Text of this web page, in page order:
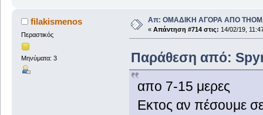
filakismenos
Περαστικός
Μηνύματα: 3
Απ: ΟΜΑΔΙΚΗ ΑΓΟΡΑ ΑΠΟ
« Απάντηση #714 στις: 14/02/19,
Παράθεση από:
απο 7-15 μερες
Εκτος αν πέσουμε